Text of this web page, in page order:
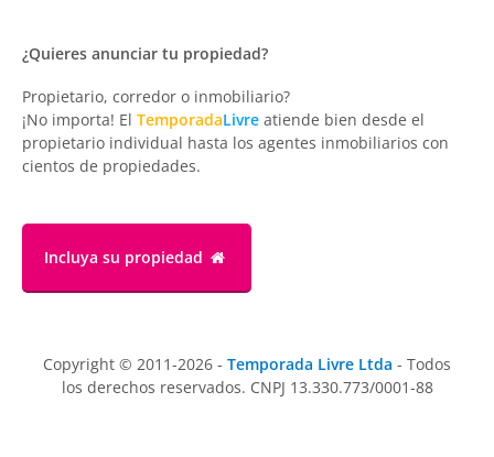
¿Quieres anunciar tu propiedad?
Propietario, corredor o inmobiliario?
¡No importa! El TemporadaLivre atiende bien desde el
propietario individual hasta los agentes inmobiliarios con
cientos de propiedades.
Incluya su propiedad
Copyright © 2011-2026 - Temporada Livre Ltda - Todos
los derechos reservados. CNPJ 13.330.773/0001-88